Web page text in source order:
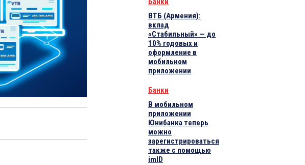
ВТБ (Армения):
вклад
«Стабильный» — до
10% годовых и
оформление в
мобильном
приложении
Банки
В мобильном
приложении
Юнибанка теперь
можно
зарегистрироваться
также с помощью
imID